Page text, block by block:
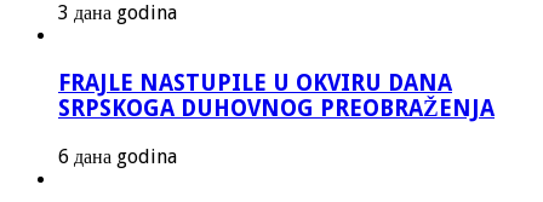
3 дана godina
FRAJLE NASTUPILE U OKVIRU DANA
SRPSKOGA DUHOVNOG PREOBRAŽENJA
6 дана godina